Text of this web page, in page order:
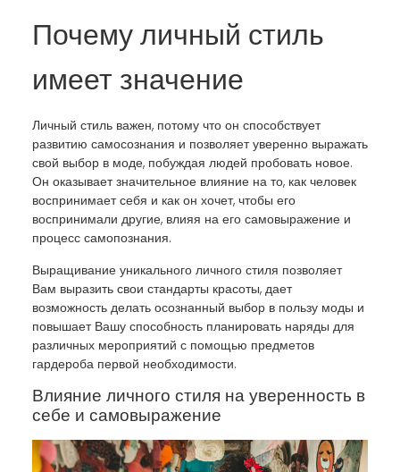
Почему личный стиль
имеет значение
Личный стиль важен, потому что он способствует
развитию самосознания и позволяет уверенно выражать
свой выбор в моде, побуждая людей пробовать новое.
Он оказывает значительное влияние на то, как человек
воспринимает себя и как он хочет, чтобы его
воспринимали другие, влияя на его самовыражение и
процесс самопознания.
Выращивание уникального личного стиля позволяет
Вам выразить свои стандарты красоты, дает
возможность делать осознанный выбор в пользу моды и
повышает Вашу способность планировать наряды для
различных мероприятий с помощью предметов
гардероба первой необходимости.
Влияние личного стиля на уверенность в
себе и самовыражение